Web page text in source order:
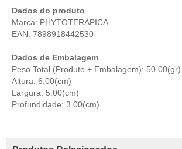
Dados do produto
Marca: PHYTOTERÁPICA
EAN: 7898918442530
Dados de Embalagem
Peso Total (Produto + Embalagem): 50.00(gr)
Altura: 6.00(cm)
Largura: 5.00(cm)
Profundidade: 3.00(cm)